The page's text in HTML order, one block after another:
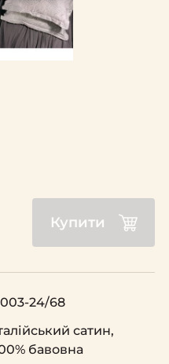
Купити
24/68
сатин,
бавовна